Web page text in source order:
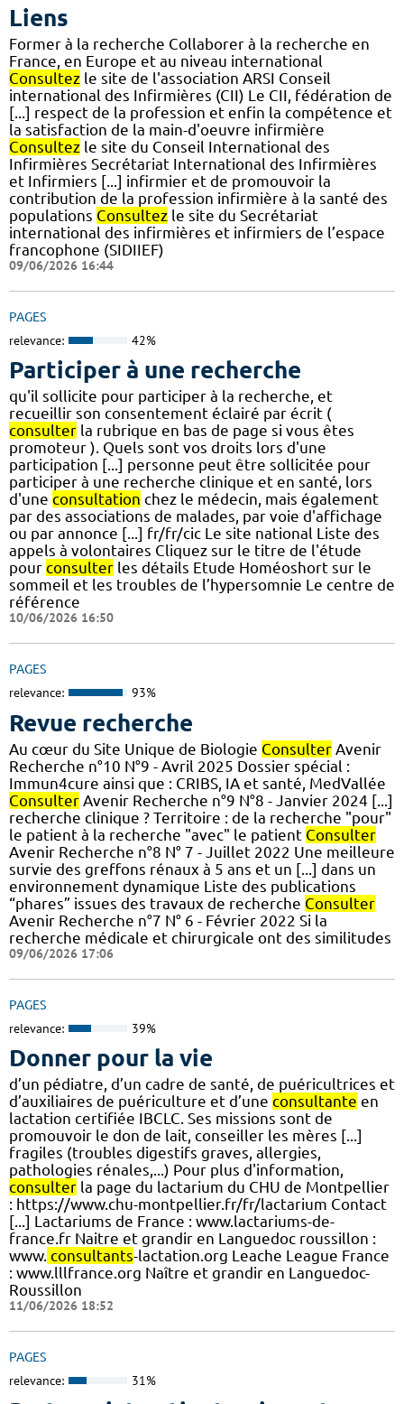
Liens
Former à la recherche Collaborer à la recherche en
France, en Europe et au niveau international
Consultez le site de l'association ARSI Conseil
international des Infirmières (CII) Le CII, fédération de
[...] respect de la profession et enfin la compétence et
la satisfaction de la main-d'oeuvre infirmière
Consultez le site du Conseil International des
Infirmières Secrétariat International des Infirmières
et Infirmiers [...] infirmier et de promouvoir la
contribution de la profession infirmière à la santé des
populations Consultez le site du Secrétariat
international des infirmières et infirmiers de l’espace
francophone (SIDIIEF)
09/06/2026 16:44
PAGES
relevance: 42%
Participer à une recherche
qu'il sollicite pour participer à la recherche, et
recueillir son consentement éclairé par écrit (
consulter la rubrique en bas de page si vous êtes
promoteur ). Quels sont vos droits lors d'une
participation [...] personne peut être sollicitée pour
participer à une recherche clinique et en santé, lors
d'une consultation chez le médecin, mais également
par des associations de malades, par voie d'affichage
ou par annonce [...] fr/fr/cic Le site national Liste des
appels à volontaires Cliquez sur le titre de l'étude
pour consulter les détails Etude Homéoshort sur le
sommeil et les troubles de l’hypersomnie Le centre de
référence
10/06/2026 16:50
PAGES
relevance: 93%
Revue recherche
Au cœur du Site Unique de Biologie Consulter Avenir
Recherche n°10 N°9 - Avril 2025 Dossier spécial :
Immun4cure ainsi que : CRIBS, IA et santé, MedVallée
Consulter Avenir Recherche n°9 N°8 - Janvier 2024 [...]
recherche clinique ? Territoire : de la recherche "pour"
le patient à la recherche "avec" le patient Consulter
Avenir Recherche n°8 N° 7 - Juillet 2022 Une meilleure
survie des greffons rénaux à 5 ans et un [...] dans un
environnement dynamique Liste des publications
“phares” issues des travaux de recherche Consulter
Avenir Recherche n°7 N° 6 - Février 2022 Si la
recherche médicale et chirurgicale ont des similitudes
09/06/2026 17:06
PAGES
relevance: 39%
Donner pour la vie
d’un pédiatre, d’un cadre de santé, de puéricultrices et
d’auxiliaires de puériculture et d’une consultante en
lactation certifiée IBCLC. Ses missions sont de
promouvoir le don de lait, conseiller les mères [...]
fragiles (troubles digestifs graves, allergies,
pathologies rénales,...) Pour plus d'information,
consulter la page du lactarium du CHU de Montpellier
: https://www.chu-montpellier.fr/fr/lactarium Contact
[...] Lactariums de France : www.lactariums-de-
france.fr Naitre et grandir en Languedoc roussillon :
www. consultants-lactation.org Leache League France
: www.lllfrance.org Naître et grandir en Languedoc-
Roussillon
11/06/2026 18:52
PAGES
relevance: 31%